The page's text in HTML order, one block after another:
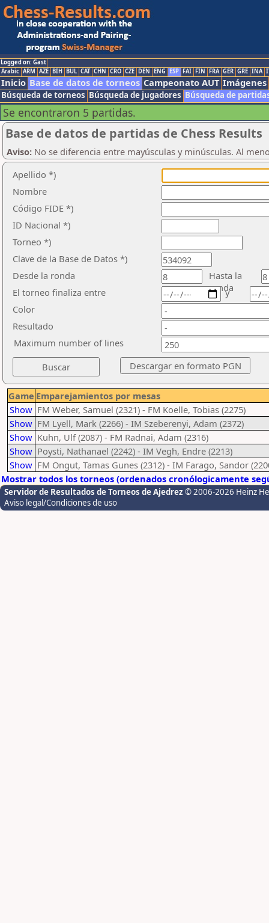
Logged on: Gast
Arabic ARM AZE BIH BUL CAT CHN CRO CZE DEN ENG ESP FAI FIN FRA GER GRE INA
Inicio Base de datos de torneos Campeonato AUT Imágenes
Búsqueda de torneos Búsqueda de jugadores Búsqueda de
Se encontraron 5 partidas.
Base de datos de partidas de Chess Results
Aviso: No se diferencia entre mayúsculas y minúsculas. Al
Apellido *)
Nombre
Código FIDE *)
ID Nacional *)
Torneo *)
Clave de la Base de Datos *)
Desde la ronda
Hasta la
ronda
El torneo finaliza entre
Color
Resultado
y
Maximum number of lines
Game Emparejamientos por mesas
Show FM Weber, Samuel (2321) - FM Koelle, Tobias (2275)
Show FM Lyell, Mark (2266) - IM Szeberenyi, Adam (2372)
Show Kuhn, Ulf (2087) - FM Radnai, Adam (2316)
Show Poysti, Nathanael (2242) - IM Vegh, Endre (2213)
Show FM Ongut, Tamas Gunes (2312) - IM Farago, Sandor
Mostrar todos los torneos (ordenados cronólogicamente
Servidor de Resultados de Torneos de Ajedrez © 2006-2026 Heinz
Aviso legal/Condiciones de uso